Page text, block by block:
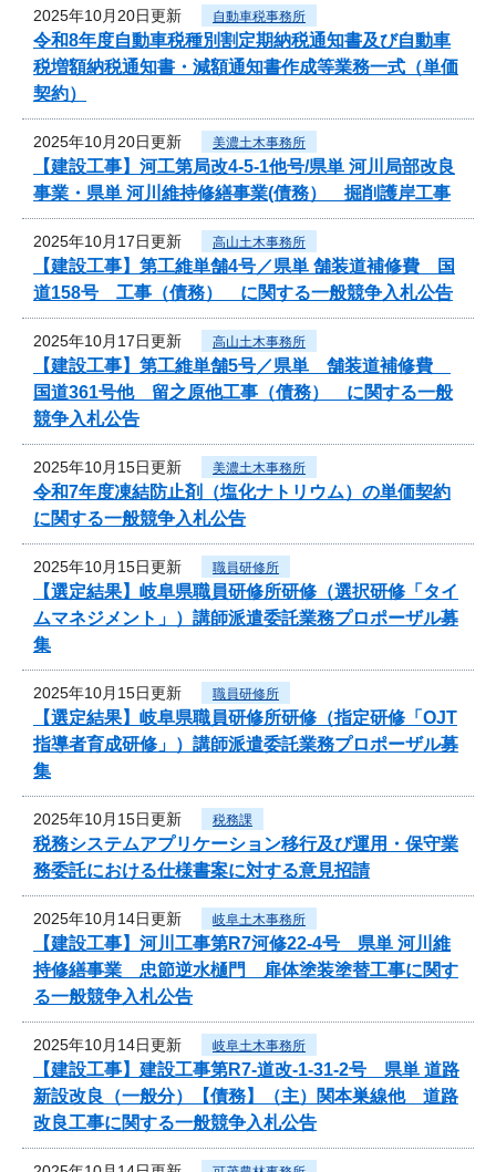
2025年10月20日更新 自動車税事務所
令和8年度自動車税種別割定期納税通知書及び自動車
税増額納税通知書・減額通知書作成等業務一式（単価
契約）
2025年10月20日更新 美濃土木事務所
【建設工事】河工第局改4-5-1他号/県単 河川局部改良
事業・県単 河川維持修繕事業(債務） 掘削護岸工事
2025年10月17日更新 高山土木事務所
【建設工事】第工維単舗4号／県単 舗装道補修費 国
道158号 工事（債務） に関する一般競争入札公告
2025年10月17日更新 高山土木事務所
【建設工事】第工維単舗5号／県単 舗装道補修費
国道361号他 留之原他工事（債務） に関する一般
競争入札公告
2025年10月15日更新 美濃土木事務所
令和7年度凍結防止剤（塩化ナトリウム）の単価契約
に関する一般競争入札公告
2025年10月15日更新 職員研修所
【選定結果】岐阜県職員研修所研修（選択研修「タイ
ムマネジメント」）講師派遣委託業務プロポーザル募
集
2025年10月15日更新 職員研修所
【選定結果】岐阜県職員研修所研修（指定研修「OJT
指導者育成研修」）講師派遣委託業務プロポーザル募
集
2025年10月15日更新 税務課
税務システムアプリケーション移行及び運用・保守業
務委託における仕様書案に対する意見招請
2025年10月14日更新 岐阜土木事務所
【建設工事】河川工事第R7河修22-4号 県単 河川維
持修繕事業 忠節逆水樋門 扉体塗装塗替工事に関す
る一般競争入札公告
2025年10月14日更新 岐阜土木事務所
【建設工事】建設工事第R7-道改-1-31-2号 県単 道路
新設改良（一般分）【債務】（主）関本巣線他 道路
改良工事に関する一般競争入札公告